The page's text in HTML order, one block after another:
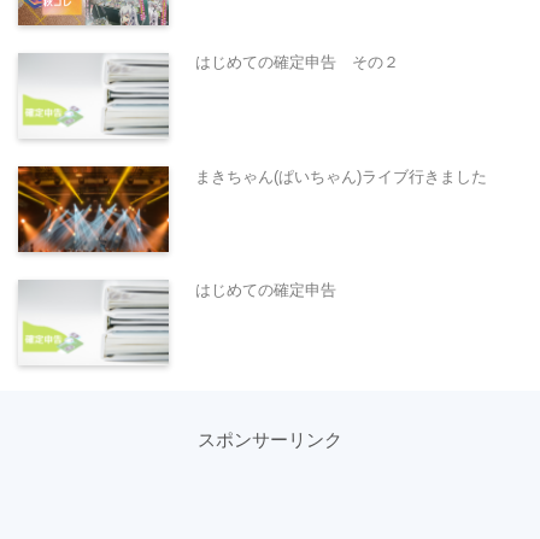
はじめての確定申告 その２
まきちゃん(ぱいちゃん)ライブ行きました
はじめての確定申告
スポンサーリンク